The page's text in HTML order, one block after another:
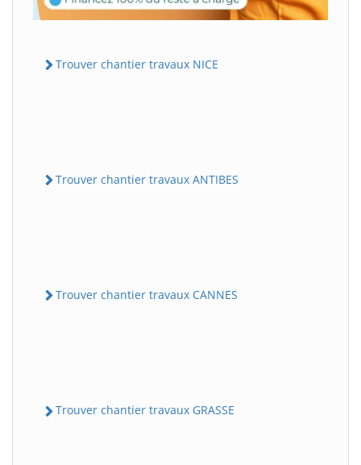
Trouver chantier travaux NICE
Trouver chantier travaux ANTIBES
Trouver chantier travaux CANNES
Trouver chantier travaux GRASSE